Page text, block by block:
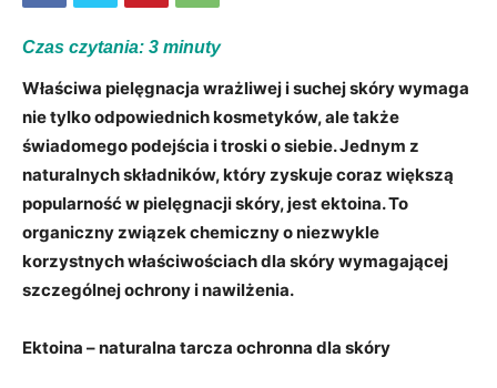
Czas czytania: 3 minuty
Właściwa pielęgnacja wrażliwej i suchej skóry wymaga
nie tylko odpowiednich kosmetyków, ale także
świadomego podejścia i troski o siebie. Jednym z
naturalnych składników, który zyskuje coraz większą
popularność w pielęgnacji skóry, jest ektoina. To
organiczny związek chemiczny o niezwykle
korzystnych właściwościach dla skóry wymagającej
szczególnej ochrony i nawilżenia.
Ektoina – naturalna tarcza ochronna dla skóry